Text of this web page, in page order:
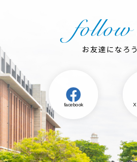
お友達になろう
facebook X